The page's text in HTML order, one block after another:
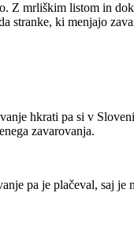
Z mrliškim listom in
stranke, ki menjajo
hkrati pa si v
zavarovanja.
pa je plačeval, saj